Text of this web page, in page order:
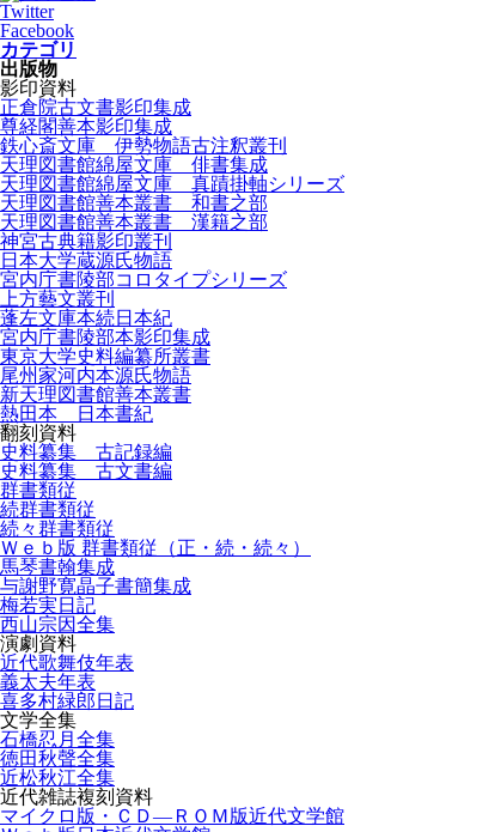
Twitter
Facebook
カテゴリ
出版物
影印資料
正倉院古文書影印集成
尊経閣善本影印集成
鉄心斎文庫 伊勢物語古注釈叢刊
天理図書館綿屋文庫 俳書集成
天理図書館綿屋文庫 真蹟掛軸シリーズ
天理図書館善本叢書 和書之部
天理図書館善本叢書 漢籍之部
神宮古典籍影印叢刊
日本大学蔵源氏物語
宮内庁書陵部コロタイプシリーズ
上方藝文叢刊
蓬左文庫本続日本紀
宮内庁書陵部本影印集成
東京大学史料編纂所叢書
尾州家河内本源氏物語
新天理図書館善本叢書
熱田本 日本書紀
翻刻資料
史料纂集 古記録編
史料纂集 古文書編
群書類従
続群書類従
続々群書類従
Ｗｅｂ版 群書類従（正・続・続々）
馬琴書翰集成
与謝野寛晶子書簡集成
梅若実日記
西山宗因全集
演劇資料
近代歌舞伎年表
義太夫年表
喜多村緑郎日記
文学全集
石橋忍月全集
徳田秋聲全集
近松秋江全集
近代雑誌複刻資料
マイクロ版・ＣＤ―ＲＯＭ版近代文学館